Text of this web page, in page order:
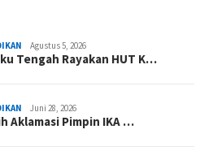
Agustus 5, 2026
Tengah Rayakan HUT K…
Juni 28, 2026
Aklamasi Pimpin IKA …